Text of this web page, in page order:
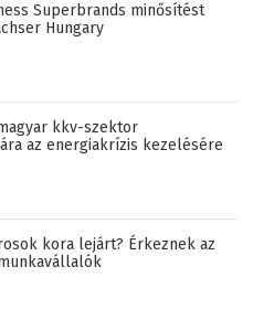
Superbrands minősítést
Hungary
kkv-szektor
az energiakrízis kezelésére
kora lejárt? Érkeznek az